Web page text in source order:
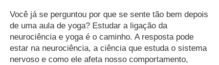
Você já se perguntou por que se sente tão bem depois
de uma aula de yoga? Estudar a ligação da
neurociência e yoga é o caminho. A resposta pode
estar na neurociência, a ciência que estuda o sistema
nervoso e como ele afeta nosso comportamento,